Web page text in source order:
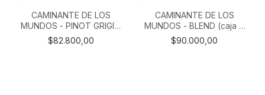
CAMINANTE DE LOS
MUNDOS - PINOT GRIGIO
(caja X 6)
$82.800,00
CAMINANTE DE LOS
MUNDOS - BLEND (caja X
6)
$90.000,00